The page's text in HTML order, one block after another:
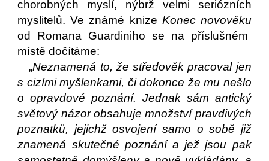
chorobných myslí, nýbrž velmi seriózních
myslitelů. Ve známé knize Konec novověku
od Romana Guardiniho se na příslušném
místě dočítáme:
„Neznamená to, že středověk pracoval jen
s cizími myšlenkami, či dokonce že mu nešlo
o opravdové poznání. Jednak sám antický
světový názor obsahuje množství pravdivých
poznatků, jejichž osvojení samo o sobě již
znamená skutečné poznání a jež jsou pak